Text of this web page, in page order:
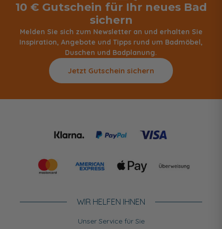
10 € Gutschein für Ihr neues Bad
sichern
Melden Sie sich zum Newsletter an und erhalten Sie
Inspiration, Angebote und Tipps rund um Badmöbel,
Duschen und Badplanung.
Jetzt Gutschein sichern
WIR HELFEN IHNEN
Unser Service für Sie